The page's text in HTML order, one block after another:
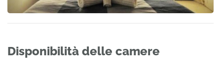
Disponibilità delle camere